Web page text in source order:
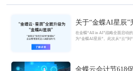
关于“金蝶AI星辰”
方公告
在金蝶“All in AI”战略全面启动
为“金蝶AI星辰”。此次从“云”到
金蝶云会计节618